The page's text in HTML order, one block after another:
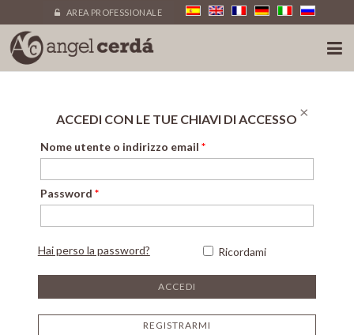
AREA PROFESSIONALE
ACCEDI CON LE TUE CHIAVI DI ACCESSO
Nome utente o indirizzo email *
Password *
Hai perso la password? Ricordami
REGISTRARMI
×